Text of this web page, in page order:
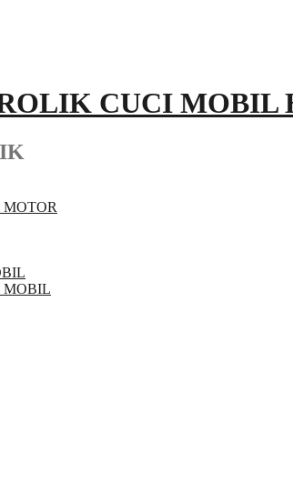
CUCI MOBIL
MOBIL